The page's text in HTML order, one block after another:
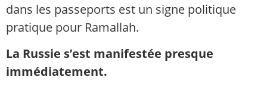
dans les passeports est un signe politique
pratique pour Ramallah.
La Russie s’est manifestée presque
immédiatement.